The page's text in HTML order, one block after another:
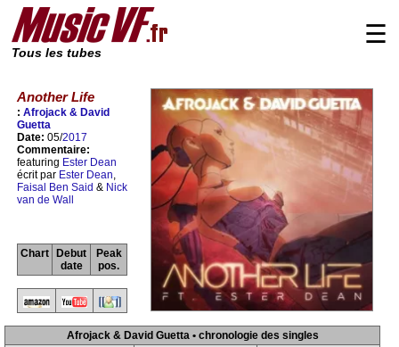
Tous les tubes
☰
Another Life
: Afrojack & David
Guetta
Date: 05/2017
Commentaire:
featuring Ester Dean
écrit par Ester Dean,
Faisal Ben Said & Nick
van de Wall
Chart
Debut
date
Peak
pos.
Afrojack & David Guetta • chronologie des singles